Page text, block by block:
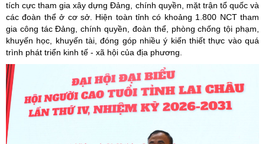
tích cực tham gia xây dựng Đảng, chính quyền, mặt trận tổ quốc và
các đoàn thể ở cơ sở. Hiện toàn tỉnh có khoảng 1.800 NCT tham
gia công tác Đảng, chính quyền, đoàn thể, phòng chống tội phạm,
khuyến học, khuyến tài, đóng góp nhiều ý kiến thiết thực vào quá
trình phát triển kinh tế - xã hội của địa phương.